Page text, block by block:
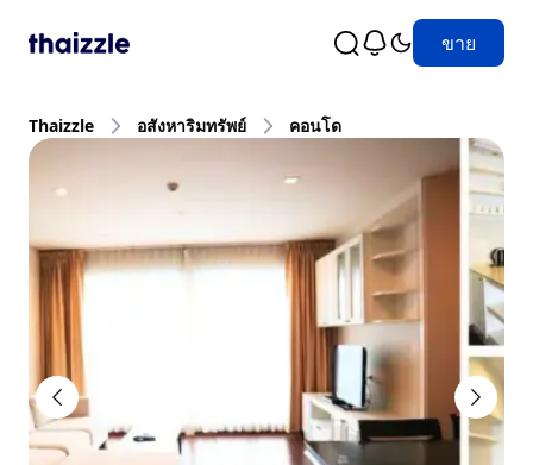
ขาย
Thaizzle อสังหาริมทรัพย์ คอนโด